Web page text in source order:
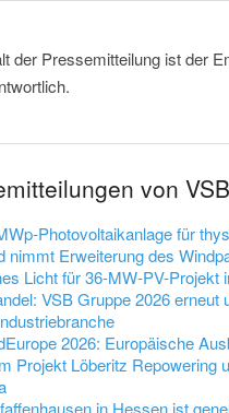
der Pressemitteilung ist der
von
Photovoltaikanlage für
nimmt Erweiterung des
Licht für 36-MW-PV-Projekt
VSB Gruppe 2026
2026: Europäische
Projekt Löberitz Repowering
in Hessen ist